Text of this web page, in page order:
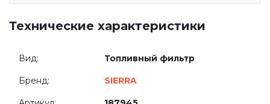
Технические характеристики
Вид: Топливный фильтр
Бренд: SIERRA